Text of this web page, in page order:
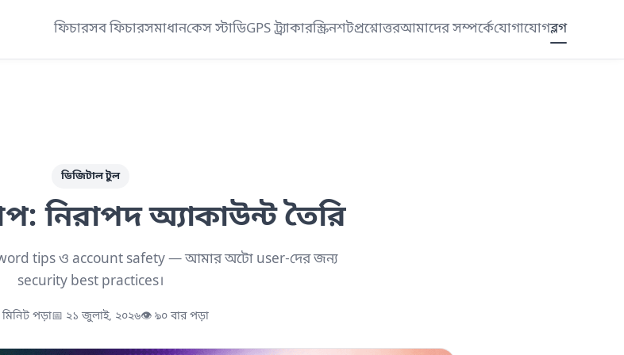
ফিচারসব ফিচারসমাধানকেস স্টাডিGPS ট্র্যাকারস্ক্রিনশটপ্রশ্নোত্তরআমাদের সম্পর্কেযোগাযোগব্লগ
ডিজিটাল টুল
নিরাপদ অ্যাকাউন্ট তৈরি
tips ও account safety — আমার অটো user-দের জন্য
security best practices।
পড়া📅 ২১ জুলাই, ২০২৬👁 ৯০ বার পড়া